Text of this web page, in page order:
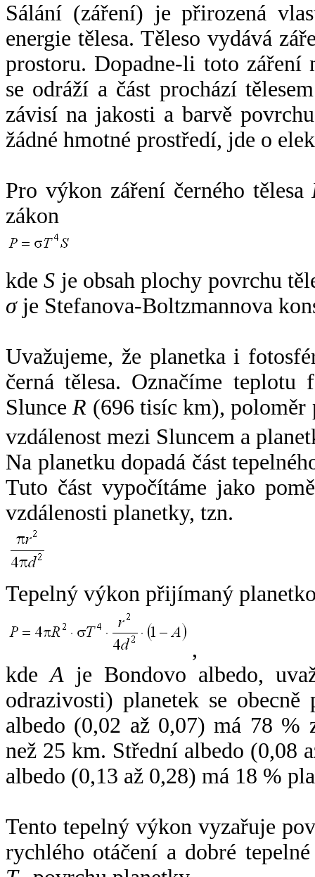
Sálání (záření) je přirozená
energie tělesa. Těleso vydává
prostoru. Dopadne-li toto záření
se odráží a část prochází
závisí na jakosti a barvě
žádné hmotné prostředí, jde o
Pro výkon záření černého tělesa
zákon
kdeS je obsah plochy povrchu
σje Stefanova-Boltzmannova
Uvažujeme, že planetka i
černá tělesa. Označíme
SlunceR (696 tisíc km),
vzdálenost mezi Sluncem a
Na planetku dopadá část
Tuto část vypočítáme jako
vzdálenosti planetky, tzn.
Tepelný výkon přijímaný
,
kdeA je Bondovo albedo,
odrazivosti) planetek se
albedo (0,02 až 0,07) má 78 %
než 25 km. Střední albedo (0,08
albedo (0,13 až 0,28) má 18 %
Tento tepelný výkon vyzařuje
rychlého otáčení a dobré